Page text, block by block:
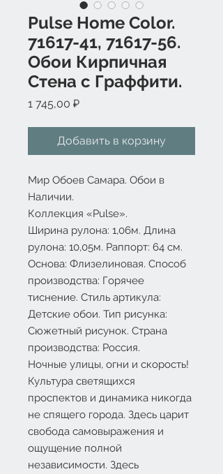
Pulse Home Color.
71617-41, 71617-56.
Обои Кирпичная
Стена с Граффити.
1 745,00 ₽Цена
Добавить в корзину
Мир Обоев Самара. Обои в
Наличии.
Коллекция «Pulse».
Ширина рулона: 1,06м. Длина
рулона: 10,05м. Раппорт: 64 см.
Основа: Флизелиновая. Способ
производства: Горячее
тиснение. Стиль артикула:
Детские обои. Тип рисунка:
Сюжетный рисунок. Страна
производства: Россия.
Ночные улицы, огни и скорость!
Культура светящихся
проспектов и динамика никогда
не спящего города. Здесь царит
свобода самовыражения и
ощущение полной
независимости. Здесь